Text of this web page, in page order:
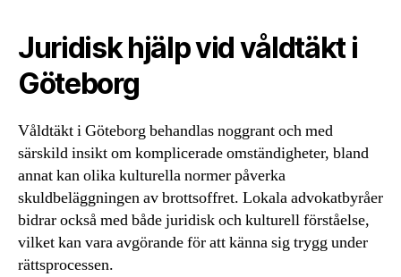
Juridisk hjälp vid våldtäkt i
Göteborg
Våldtäkt i Göteborg behandlas noggrant och med
särskild insikt om komplicerade omständigheter, bland
annat kan olika kulturella normer påverka
skuldbeläggningen av brottsoffret. Lokala advokatbyråer
bidrar också med både juridisk och kulturell förståelse,
vilket kan vara avgörande för att känna sig trygg under
rättsprocessen.